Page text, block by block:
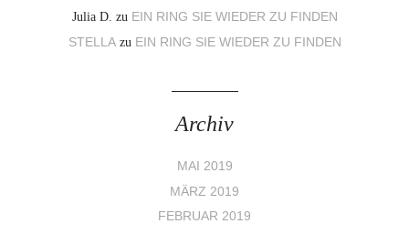
Julia D. zu EIN RING SIE WIEDER ZU FINDEN
STELLAzu EIN RING SIE WIEDER ZU FINDEN
Archiv
MAI 2019
MÄRZ 2019
FEBRUAR 2019